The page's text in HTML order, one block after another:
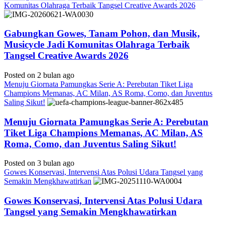
Komunitas Olahraga Terbaik Tangsel Creative Awards 2026
Gabungkan Gowes, Tanam Pohon, dan Musik,
Musicycle Jadi Komunitas Olahraga Terbaik
Tangsel Creative Awards 2026
Posted on 2 bulan ago
Menuju Giornata Pamungkas Serie A: Perebutan Tiket Liga
Champions Memanas, AC Milan, AS Roma, Como, dan Juventus
Saling Sikut!
Menuju Giornata Pamungkas Serie A: Perebutan
Tiket Liga Champions Memanas, AC Milan, AS
Roma, Como, dan Juventus Saling Sikut!
Posted on 3 bulan ago
Gowes Konservasi, Intervensi Atas Polusi Udara Tangsel yang
Semakin Mengkhawatirkan
Gowes Konservasi, Intervensi Atas Polusi Udara
Tangsel yang Semakin Mengkhawatirkan